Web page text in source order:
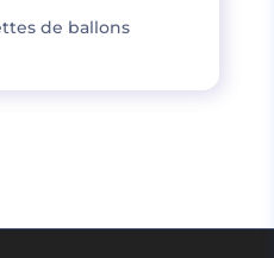
de ballons